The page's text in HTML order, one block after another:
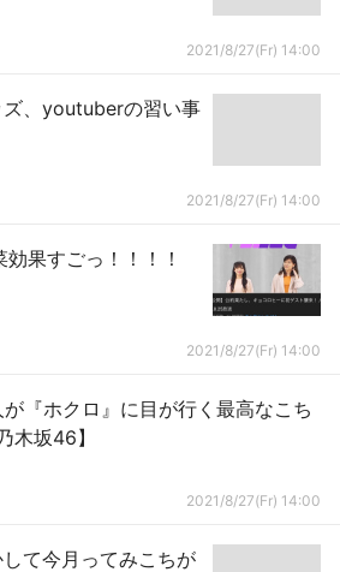
2021/8/27(Fr) 14:00
ズ、youtuberの習い事
2021/8/27(Fr) 14:00
効果すごっ！！！！
2021/8/27(Fr) 14:00
が『ホクロ』に目が行く最高なこち
木坂46】
2021/8/27(Fr) 14:00
して今月ってみこちが